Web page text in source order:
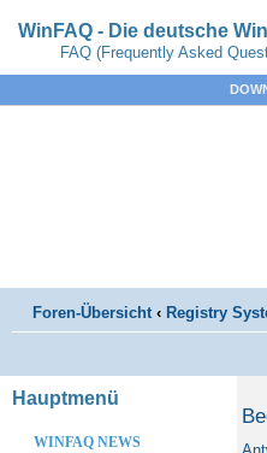
WinFAQ - Die deutsche
FAQ (Frequently Asked
Foren-Übersicht ‹ Registry
Hauptmenü
WINFAQ NEWS